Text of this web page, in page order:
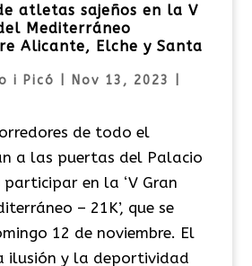
atletas sajeños en la V
Mediterráneo
Alicante, Elche y Santa
i Picó Nov 13, 2023
de todo el
a las puertas del Palacio
en la ‘V Gran
– 21K’, que se
12 de noviembre. El
ilusión y la deportividad